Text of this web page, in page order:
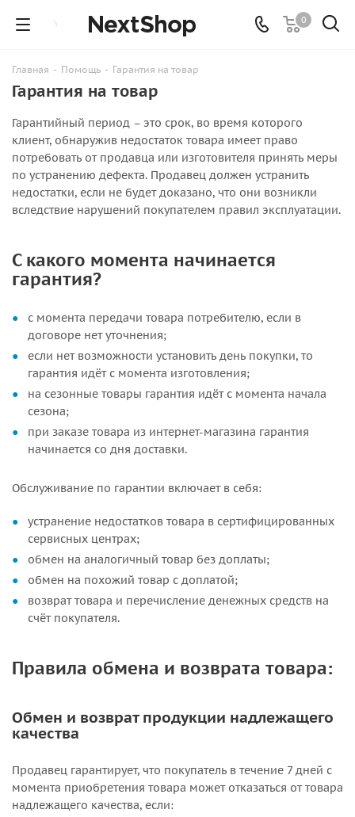
0
Главная - Помощь - Гарантия на товар
Гарантия на товар
Гарантийный период – это срок, во время которого
клиент, обнаружив недостаток товара имеет право
потребовать от продавца или изготовителя принять меры
по устранению дефекта. Продавец должен устранить
недостатки, если не будет доказано, что они возникли
вследствие нарушений покупателем правил эксплуатации.
С какого момента начинается
гарантия?
с момента передачи товара потребителю, если в
договоре нет уточнения;
если нет возможности установить день покупки, то
гарантия идёт с момента изготовления;
на сезонные товары гарантия идёт с момента начала
сезона;
при заказе товара из интернет-магазина гарантия
начинается со дня доставки.
Обслуживание по гарантии включает в себя:
устранение недостатков товара в сертифицированных
сервисных центрах;
обмен на аналогичный товар без доплаты;
обмен на похожий товар с доплатой;
возврат товара и перечисление денежных средств на
счёт покупателя.
Правила обмена и возврата товара:
Обмен и возврат продукции надлежащего
качества
Продавец гарантирует, что покупатель в течение 7 дней с
момента приобретения товара может отказаться от товара
надлежащего качества, если: